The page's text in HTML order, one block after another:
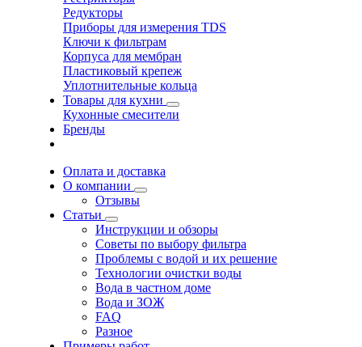
Редукторы
Приборы для измерения TDS
Ключи к фильтрам
Корпуса для мембран
Пластиковый крепеж
Уплотнительные кольца
Товары для кухни
Кухонные смесители
Бренды
Оплата и доставка
О компании
Отзывы
Статьи
Инструкции и обзоры
Советы по выбору фильтра
Проблемы с водой и их решение
Технологии очистки воды
Вода в частном доме
Вода и ЗОЖ
FAQ
Разное